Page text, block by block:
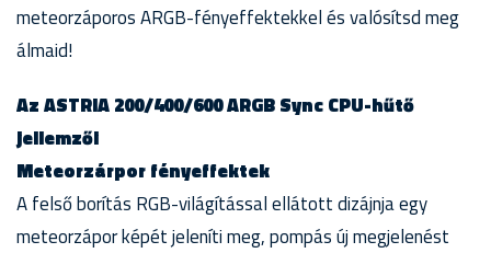
meteorzáporos ARGB-fényeffektekkel és valósítsd meg
álmaid!
Az ASTRIA 200/400/600 ARGB Sync CPU-hűtő
jellemzői
Meteorzárpor fényeffektek
A felső borítás RGB-világítással ellátott dizájnja egy
meteorzápor képét jeleníti meg, pompás új megjelenést